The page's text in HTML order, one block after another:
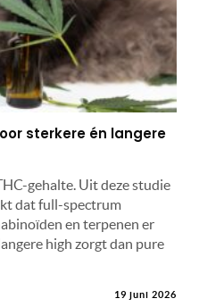
sterkere én langere
gehalte. Uit deze studie
dat full-spectrum
en terpenen er
high zorgt dan pure
19 juni 2026